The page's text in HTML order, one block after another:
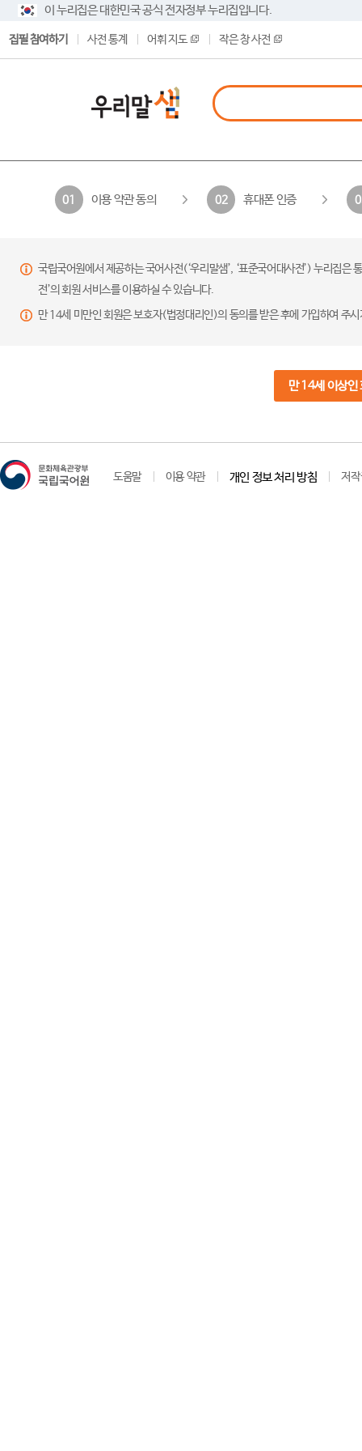
이 누리집은 대한민국 공식 전자정부 누리집입니다.
집필 참여하기 사전 통계 어휘 지도 작은 창 사전
01 이용 약관 동의 02 휴대폰 인증
국립국어원에서 제공하는 국어사전(‘우리말샘’, ‘표준국어대사전’) 누리집
전’의 회원 서비스를 이용하실 수 있습니다.
만 14세 미만인 회원은 보호자(법정대리인)의 동의를 받은 후에 가입하여 주
만 14세 이상인
도움말 이용 약관 개인 정보 처리 방침 저